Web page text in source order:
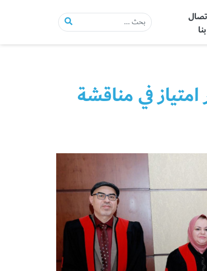
بنا
في مناقشة